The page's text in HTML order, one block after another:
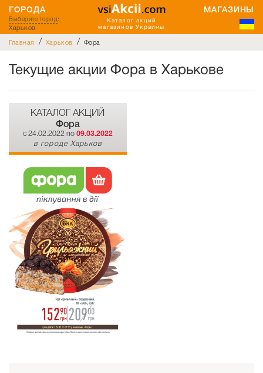
Каталог акций
магазинов Украины
ГОРОДА МАГАЗИНЫ
Выберите город:
Харьков
Главная / Харьков / Фора
Текущие акции Фора в Харькове
КАТАЛОГ АКЦИЙ
Фора
c 24.02.2022 по 09.03.2022
в городе Харьков